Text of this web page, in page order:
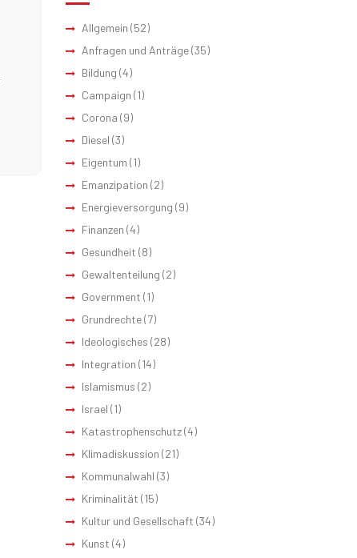
Allgemein (52)
Anfragen und Anträge(35)
Bildung (4)
Campaign (1)
Corona (9)
Diesel (3)
Eigentum (1)
Emanzipation (2)
Energieversorgung (9)
Finanzen (4)
Gesundheit (8)
Gewaltenteilung (2)
Government (1)
Grundrechte(7)
Ideologisches (28)
Integration (14)
Islamismus (2)
Israel (1)
Katastrophenschutz(4)
Klimadiskussion (21)
Kommunalwahl (3)
Kriminalität (15)
Kultur und Gesellschaft (34)
Kunst (4)